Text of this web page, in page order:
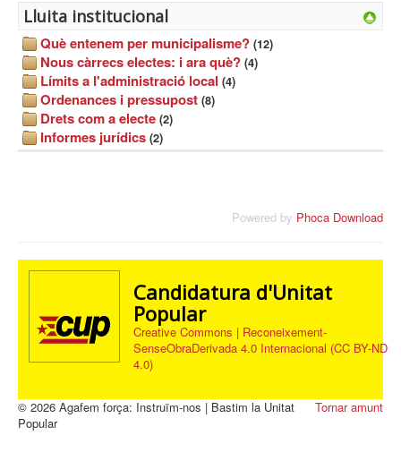
Lluita institucional
Què entenem per municipalisme? (12)
Nous càrrecs electes: i ara què? (4)
Límits a l'administració local (4)
Ordenances i pressupost (8)
Drets com a electe (2)
Informes jurídics (2)
Powered by Phoca Download
Candidatura d'Unitat
Popular
Creative Commons | Reconeixement-
SenseObraDerivada 4.0 Internacional (CC BY-ND
4.0)
Tornar amunt
© 2026 Agafem força: Instruïm-nos | Bastim la Unitat
Popular